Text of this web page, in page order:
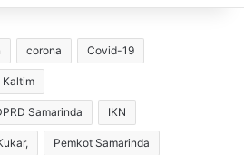
corona Covid-19
Kaltim
Samarinda IKN
Pemkot Samarinda